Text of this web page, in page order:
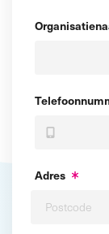
Adres